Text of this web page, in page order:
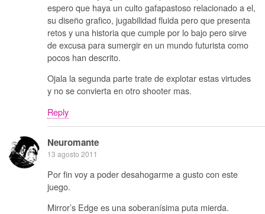
espero que haya un culto gafapastoso relacionado a el,
su diseño grafico, jugabilidad fluida pero que presenta
retos y una historia que cumple por lo bajo pero sirve
de excusa para sumergir en un mundo futurista como
pocos han descrito.
Ojala la segunda parte trate de explotar estas virtudes
y no se convierta en otro shooter mas.
Reply
Neuromante
13 agosto 2011
Por fin voy a poder desahogarme a gusto con este
juego.
Mirror’s Edge es una soberanísima puta mierda.